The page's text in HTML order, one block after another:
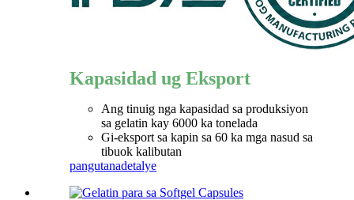
Kapasidad ug Eksport
Ang tinuig nga kapasidad sa produksiyon
sa gelatin kay 6000 ka tonelada
Gi-eksport sa kapin sa 60 ka mga nasud sa
tibuok kalibutan
pangutanadetalye